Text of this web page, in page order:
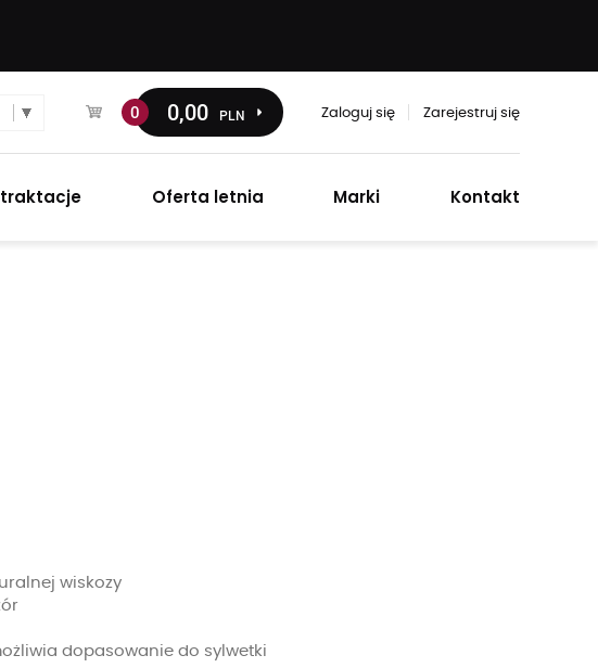
0 0,00 PLN Zaloguj się Zarejestruj się
Oferta letnia Marki Kontakt
wiskozy
dopasowanie do sylwetki